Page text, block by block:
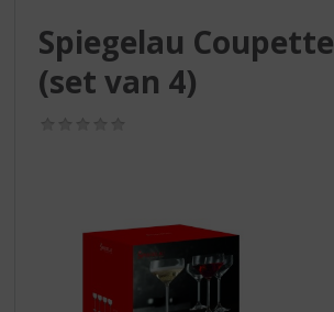
Spiegelau Coupette
(set van 4)